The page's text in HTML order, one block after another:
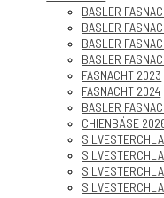
BASLER
BASLER
BASLER
BASLER
FASNACHT 2023
FASNACHT 2024
BASLER
CHIENBÄSE